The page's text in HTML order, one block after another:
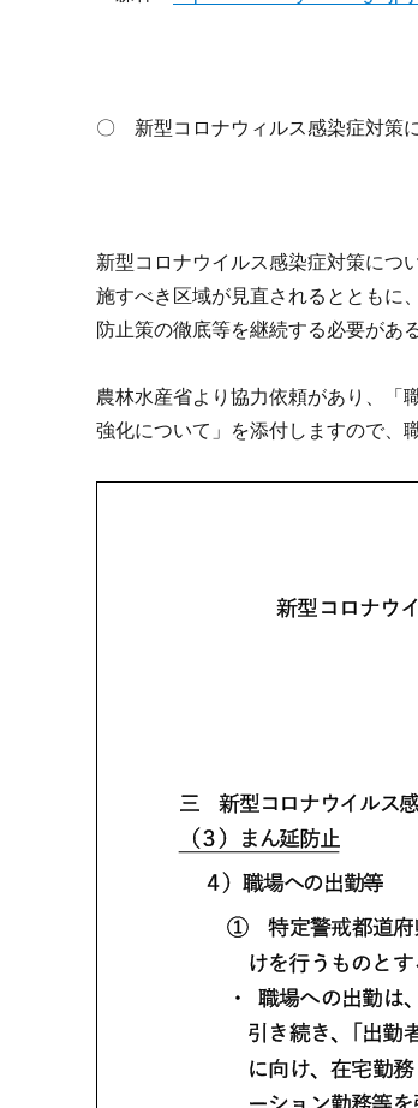
〇 新型コロナウィルス感染症対策
新型コロナウイルス感染症対策につ
施すべき区域が見直されるとともに
防止策の徹底等を継続する必要があ
農林水産省より協力依頼があり、「
強化について」を添付しますので、